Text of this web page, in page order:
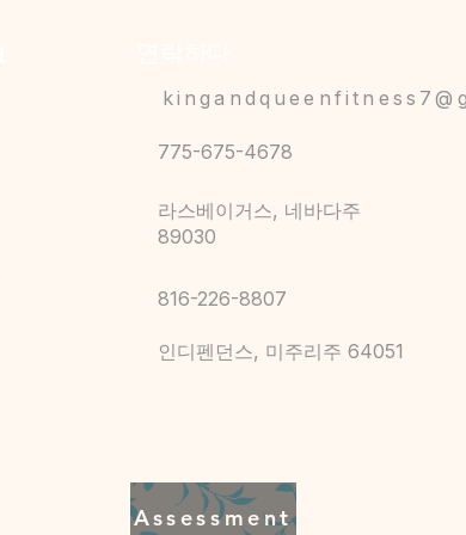
775-675-4678
라스베이거스, 네바다주
89030
816-226-8807
인디펜던스, 미주리주 64051
Assessment